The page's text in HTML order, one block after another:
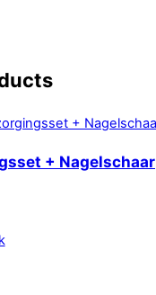
+ Nagelschaar